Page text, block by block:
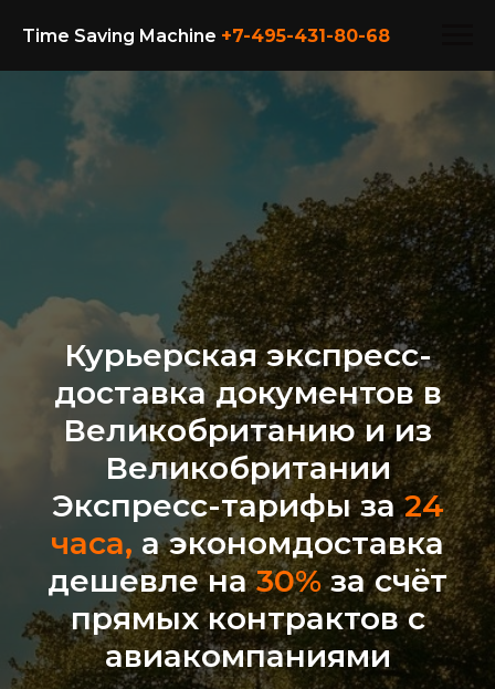
Time Saving Machine +7-495-431-80-68
Курьерская экспресс-
доставка документов в
Великобританию и из
Великобритании
Экспресс-тарифы за24
часа, а экономдоставка
дешевле на30%за счёт
прямых контрактов с
авиакомпаниями